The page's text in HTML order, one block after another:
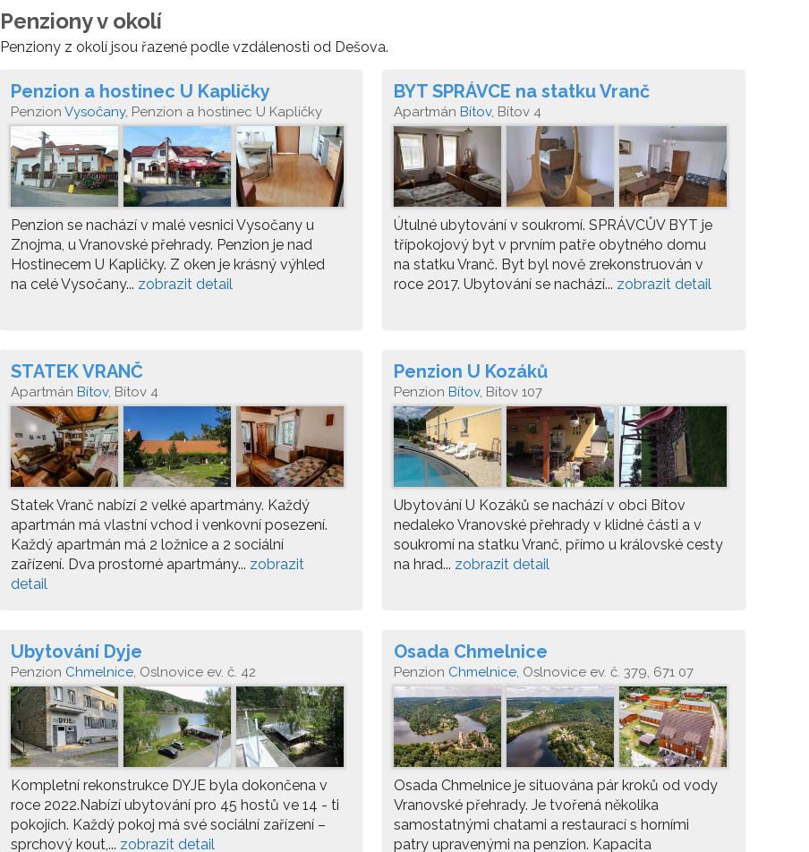
Penziony v okolí
Penziony z okolí jsou řazené podle vzdálenosti od Dešova.
Penzion a hostinec U Kapličky
Penzion Vysočany, Penzion a hostinec U Kapličky
Penzion se nachází v malé vesnici Vysočany u
Znojma, u Vranovské přehrady. Penzion je nad
Hostinecem U Kapličky. Z oken je krásný výhled
na celé Vysočany... zobrazit detail
BYT SPRÁVCE na statku Vranč
Apartmán Bítov, Bítov 4
Útulné ubytování v soukromí. SPRÁVCŮV BYT je
třípokojový byt v prvním patře obytného domu
na statku Vranč. Byt byl nově zrekonstruován v
roce 2017. Ubytování se nachází... zobrazit detail
STATEK VRANČ
Apartmán Bítov, Bítov 4
Statek Vranč nabízí 2 velké apartmány. Každý
apartmán má vlastní vchod i venkovní posezení.
Každý apartmán má 2 ložnice a 2 sociální
zařízení. Dva prostorné apartmány... zobrazit
detail
Penzion U Kozáků
Penzion Bítov, Bítov 107
Ubytování U Kozáků se nachází v obci Bítov
nedaleko Vranovské přehrady v klidné části a v
soukromí na statku Vranč, přímo u královské cesty
na hrad... zobrazit detail
Ubytování Dyje
Penzion Chmelnice, Oslnovice ev. č. 42
Kompletní rekonstrukce DYJE byla dokončena v
roce 2022.Nabízí ubytování pro 45 hostů ve 14 - ti
pokojích. Každý pokoj má své sociální zařízení –
sprchový kout,... zobrazit detail
Osada Chmelnice
Penzion Chmelnice, Oslnovice ev. č. 379, 671 07
Osada Chmelnice je situována pár kroků od vody
Vranovské přehrady. Je tvořená několika
samostatnými chatami a restaurací s horními
patry upravenými na penzion. Kapacita